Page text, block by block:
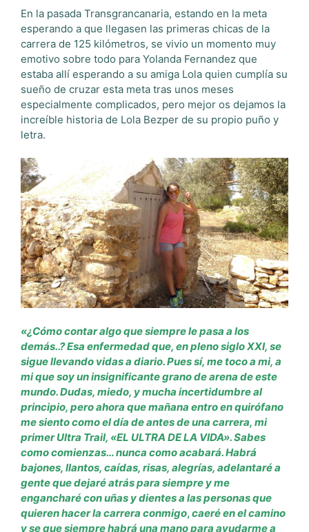
En la pasada Transgrancanaria, estando en la meta
esperando a que llegasen las primeras chicas de la
carrera de 125 kilómetros, se vivio un momento muy
emotivo sobre todo para Yolanda Fernandez que
estaba allí esperando a su amiga Lola quien cumplía su
sueño de cruzar esta meta tras unos meses
especialmente complicados, pero mejor os dejamos la
increíble historia de Lola Bezper de su propio puño y
letra.
«¿Cómo contar algo que siempre le pasa a los
demás..? Esa enfermedad que, en pleno siglo XXI, se
sigue llevando vidas a diario. Pues sí, me toco a mi, a
mi que soy un insignificante grano de arena de este
mundo. Dudas, miedo, y mucha incertidumbre al
principio, pero ahora quemañana entro en quirófano
me siento como el día de antes de una carrera, mi
primer Ultra Trail, «EL ULTRA DE LA VIDA». Sabes
como comienzas… nunca como acabará. Habrá
bajones, llantos, caídas, risas, alegrías, adelantaré a
gente que dejaré atrás para siempre y me
engancharé con uñas y dientes a las personas que
quieren hacer la carrera conmigo,caeré en el camino
y se que siempre habrá una mano para ayudarme a